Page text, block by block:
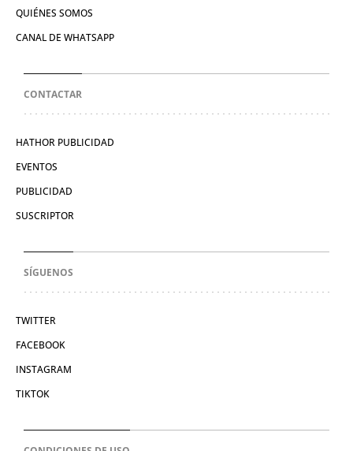
QUIÉNES SOMOS
CANAL DE WHATSAPP
CONTACTAR
HATHOR PUBLICIDAD
EVENTOS
PUBLICIDAD
SUSCRIPTOR
SÍGUENOS
TWITTER
FACEBOOK
INSTAGRAM
TIKTOK